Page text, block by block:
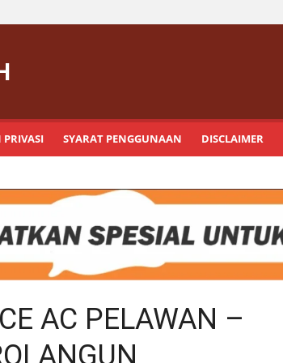
PRIVASI SYARAT PENGGUNAAN DISCLAIMER
AC PELAWAN –